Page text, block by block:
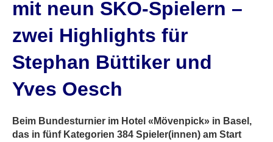
mit neun SKO-Spielern –
zwei Highlights für
Stephan Büttiker und
Yves Oesch
Beim Bundesturnier im Hotel «Mövenpick» in Basel,
das in fünf Kategorien 384 Spieler(innen) am Start